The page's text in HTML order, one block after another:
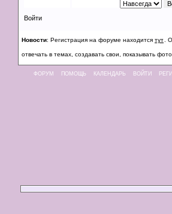
Войти
Новости: Регистрация на форуме находится тут .
отвечать в темах, создавать свои, показывать
ФОРУМ ПОМОЩЬ КАЛЕНДАРЬ ВОЙТИ